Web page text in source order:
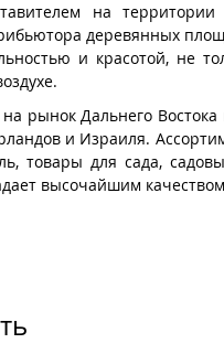
на территории
деревянных
и красотой, не
рынок Дальнего
и Израиля.
товары для сада,
высочайшим